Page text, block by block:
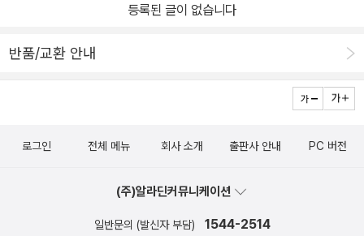
치우자.' 의 효과가 클까? 작가의 의도와는 달리 난 후자라고 생각한
다. 왜냐고? 내가 바로 그렇기 때문이다. 파리의 사랑을 받는 건 사양
로 가져왔다. 등장인물이 사람이 아닌 곤충일 때 호기심이 더 생긴다.
들을 선택했다. 다르게 보려는 작가의 창작 의도인 것 같다. 파리, 거
이 없지만 자연 세계에서 필요로 하지 않는 대상은 하나도 없는 것은
'지금까지와는 좀 더 다르게 보기 위해' 부단히 애를 쓰신 것 같다. 어
는 능력말이다. 고정된 관념으로 대상을 바라보는 순간 답정녀가 되
고 만다. 이미 답을 정해 놓고 자신에게 모두 맞추라는 무언의 압력을
등록된 글이 없습니다
반품/교환 안내
로그인 전체 메뉴 회사 소개 출판사 안내 PC 버전
(주)알라딘커뮤니케이션
일반문의 (발신자 부담) 1544-2514